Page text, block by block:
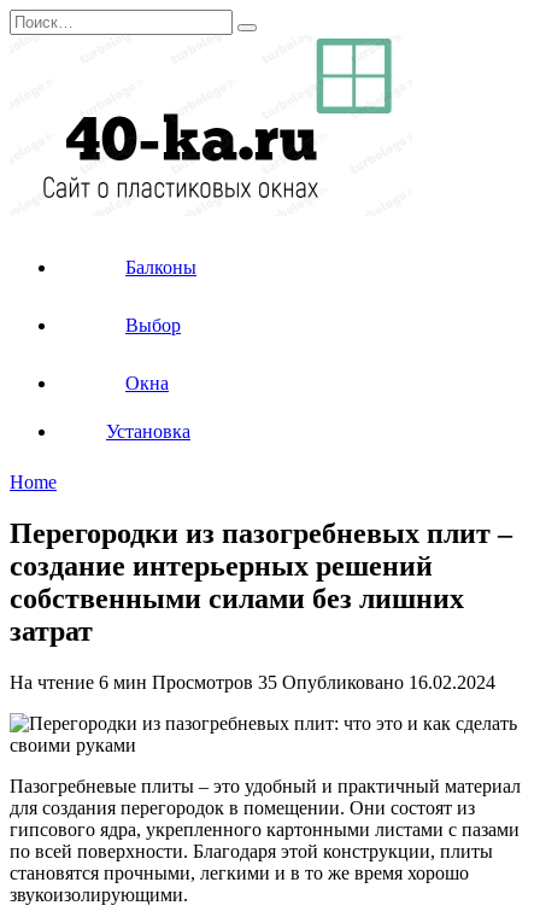
Перейти
к
Search
for:
Балконы
Выбор
Окна
Установка
Home
Перегородки из пазогребневых плит –
создание интерьерных решений
собственными силами без лишних
затрат
На чтение 6 мин Просмотров 35 Опубликовано 16.02.2024
Пазогребневые плиты – это удобный и практичный материал
для создания перегородок в помещении. Они состоят из
гипсового ядра, укрепленного картонными листами с пазами
по всей поверхности. Благодаря этой конструкции, плиты
становятся прочными, легкими и в то же время хорошо
звукоизолирующими.